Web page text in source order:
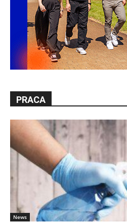
PRACA
News